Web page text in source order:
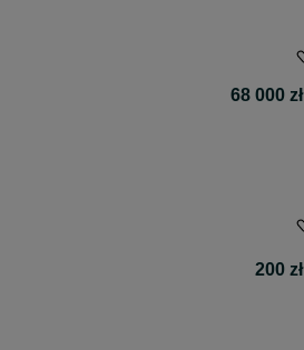
68 000 zł
200 zł